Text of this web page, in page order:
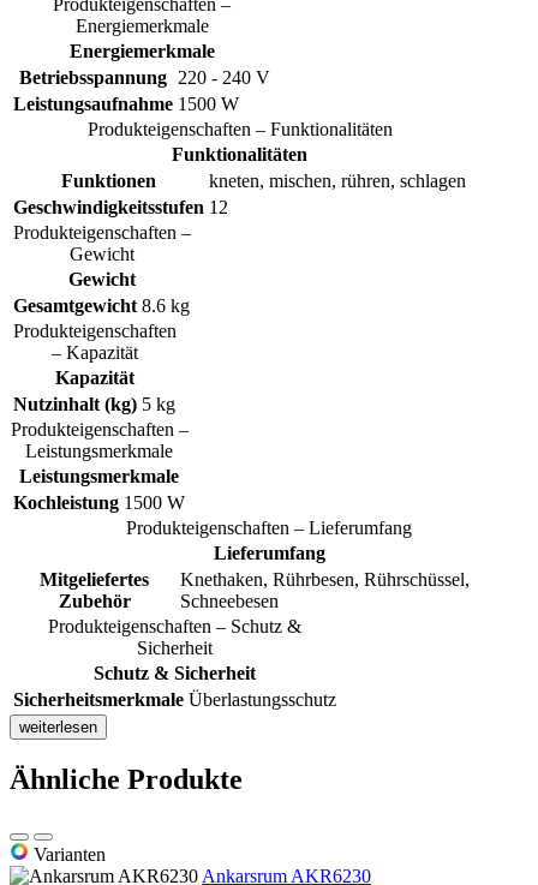
Produkteigenschaften –
Energiemerkmale
Energiemerkmale
Betriebsspannung 220 - 240 V
Leistungsaufnahme 1500 W
Produkteigenschaften – Funktionalitäten
Funktionalitäten
Funktionen
kneten, mischen, rühren, schlagen
Geschwindigkeitsstufen 12
Produkteigenschaften –
Gewicht
Gewicht
Gesamtgewicht 8.6 kg
Produkteigenschaften
– Kapazität
Kapazität
Nutzinhalt (kg) 5 kg
Produkteigenschaften –
Leistungsmerkmale
Leistungsmerkmale
Kochleistung 1500 W
Produkteigenschaften – Lieferumfang
Lieferumfang
Mitgeliefertes
Zubehör
Knethaken, Rührbesen, Rührschüssel,
Schneebesen
Produkteigenschaften – Schutz &
Sicherheit
Schutz & Sicherheit
Sicherheitsmerkmale Überlastungsschutz
weiterlesen
Ähnliche Produkte
Varianten
Ankarsrum AKR6230